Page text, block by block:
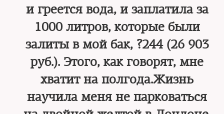
и греется вода, и заплатила за
1000 литров, которые были
залиты в мой бак, ?244 (26 903
руб.). Этого, как говорят, мне
хватит на полгода.Жизнь
научила меня не парковаться